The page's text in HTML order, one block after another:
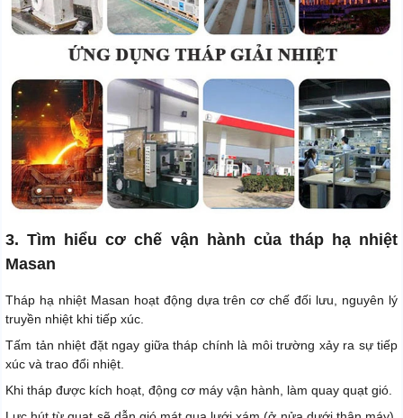
3. Tìm hiểu cơ chế vận hành của tháp hạ nhiệt
Masan
Tháp hạ nhiệt Masan hoạt động dựa trên cơ chế đối lưu, nguyên lý
truyền nhiệt khi tiếp xúc.
Tấm tản nhiệt đặt ngay giữa tháp chính là môi trường xảy ra sự tiếp
xúc và trao đổi nhiệt.
Khi tháp được kích hoạt, động cơ máy vận hành, làm quay quạt gió.